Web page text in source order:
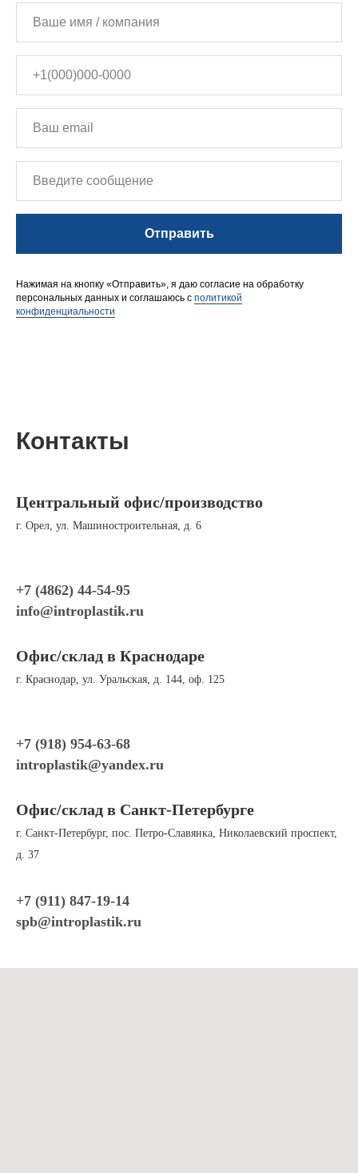
Отправить
Нажимая на кнопку «Отправить», я даю согласие на обработку
персональных данных и соглашаюсь с политикой
конфиденциальности
Контакты
Центральный офис/производство
г. Орел, ул. Машиностроительная, д. 6
+7 (4862) 44-54-95
info@introplastik.ru
Офис/склад в Краснодаре
г. Краснодар, ул. Уральская, д. 144, оф. 125
+7 (918) 954-63-68
introplastik@yandex.ru
Офис/склад в Санкт-Петербурге
г. Санкт-Петербург, пос. Петро-Славянка, Николаевский проспект,
д. 37
+7 (911) 847-19-14
spb@introplastik.ru